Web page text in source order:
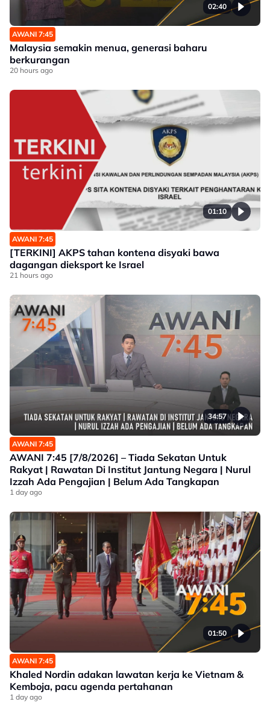
02:40
AWANI 7:45
Malaysia semakin menua, generasi baharu
berkurangan
20 hours ago
01:10
AWANI 7:45
[TERKINI] AKPS tahan kontena disyaki bawa
dagangan dieksport ke Israel
21 hours ago
34:57
AWANI 7:45
AWANI 7:45 [7/8/2026] – Tiada Sekatan Untuk
Rakyat | Rawatan Di Institut Jantung Negara | Nurul
Izzah Ada Pengajian | Belum Ada Tangkapan
1 day ago
01:50
AWANI 7:45
Khaled Nordin adakan lawatan kerja ke Vietnam &
Kemboja, pacu agenda pertahanan
1 day ago